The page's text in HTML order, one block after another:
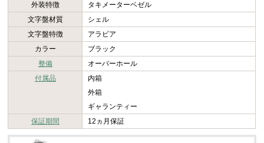
外装特徴
タキメーターベゼル
文字盤材質
シェル
文字盤特徴
アラビア
カラー
ブラック
整備
オーバーホール
付属品
内箱
外箱
ギャランティー
保証期間
12ヵ月保証